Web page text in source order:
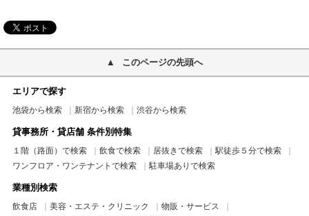
このページの先頭へ
エリアで探す
池袋から検索 新宿から検索 渋谷から検索
貸事務所・貸店舗 条件別特集
１階（路面）で検索 飲食で検索 居抜きで検索
駅徒歩５分で検索
ワンフロア・ワンテナントで検索
駐車場ありで検索
業種別検索
飲食店 美容・エステ・クリニック
物販・サービス